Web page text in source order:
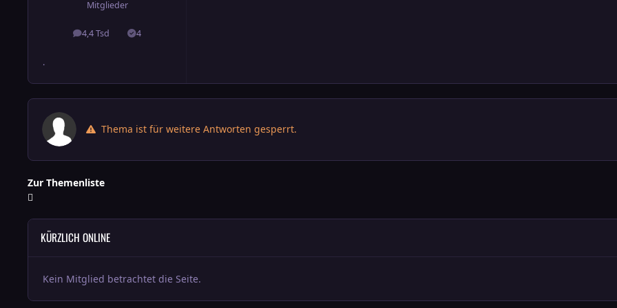
Mitglieder
4,4 Tsd
Beiträge 4
Lösungen
.
Thema ist für weitere Antworten gesperrt.
Zur Themenliste
KÜRZLICH ONLINE
Kein Mitglied betrachtet die Seite.